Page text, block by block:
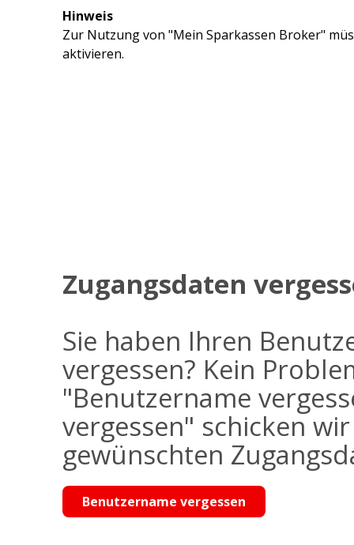
Hinweis
Zur Nutzung von "Mein Sparkassen Broker"
aktivieren.
Zugangsdaten
Sie haben Ihren
vergessen? Kein
"Benutzername
vergessen" schicken
gewünschten
Benutzername vergessen